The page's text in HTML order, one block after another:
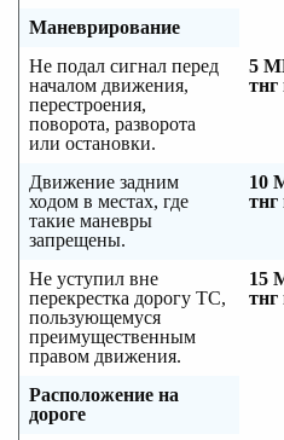
Маневрирование
Не подал сигнал перед
началом движения,
перестроения,
поворота, разворота
или остановки.
5
тнг
Движение задним
ходом в местах, где
такие маневры
запрещены.
10
тнг
Не уступил вне
перекрестка дорогу ТС,
пользующемуся
преимущественным
правом движения.
15
тнг
Расположение на
дороге